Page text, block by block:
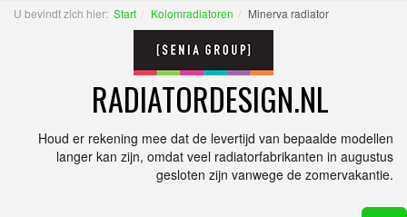
U bevindt zich hier: Start Kolomradiatoren Minerva radiator
RADIATORDESIGN.NL
Houd er rekening mee dat de levertijd van bepaalde modellen
langer kan zijn, omdat veel radiatorfabrikanten in augustus
gesloten zijn vanwege de zomervakantie.